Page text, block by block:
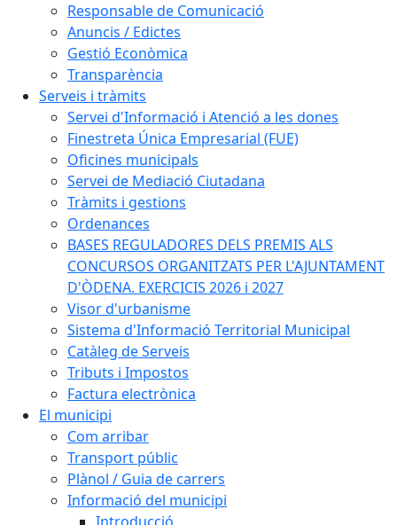
Responsable de Comunicació
Anuncis / Edictes
Gestió Econòmica
Transparència
Serveis i tràmits
Servei d'Informació i Atenció a les dones
Finestreta Única Empresarial (FUE)
Oficines municipals
Servei de Mediació Ciutadana
Tràmits i gestions
Ordenances
BASES REGULADORES DELS PREMIS ALS
CONCURSOS ORGANITZATS PER L'AJUNTAMENT
D'ÒDENA. EXERCICIS 2026 i 2027
Visor d'urbanisme
Sistema d'Informació Territorial Municipal
Catàleg de Serveis
Tributs i Impostos
Factura electrònica
El municipi
Com arribar
Transport públic
Plànol / Guia de carrers
Informació del municipi